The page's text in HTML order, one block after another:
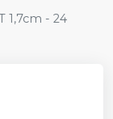
1,7cm - 24